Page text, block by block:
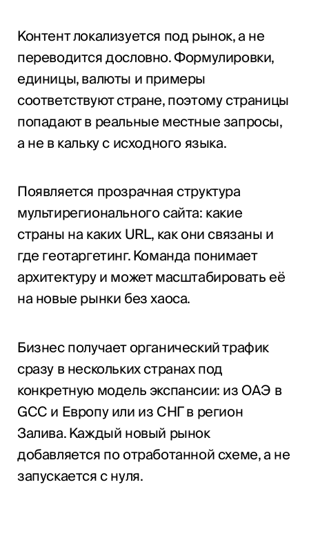
Контент локализуется под рынок, а не
переводится дословно. Формулировки,
единицы, валюты и примеры
соответствуют стране, поэтому страницы
попадают в реальные местные запросы,
а не в кальку с исходного языка.
Появляется прозрачная структура
мультирегионального сайта: какие
страны на каких URL, как они связаны и
где геотаргетинг. Команда понимает
архитектуру и может масштабировать её
на новые рынки без хаоса.
Бизнес получает органический трафик
сразу в нескольких странах под
конкретную модель экспансии: из ОАЭ в
GCC и Европу или из СНГ в регион
Залива. Каждый новый рынок
добавляется по отработанной схеме, а не
запускается с нуля.